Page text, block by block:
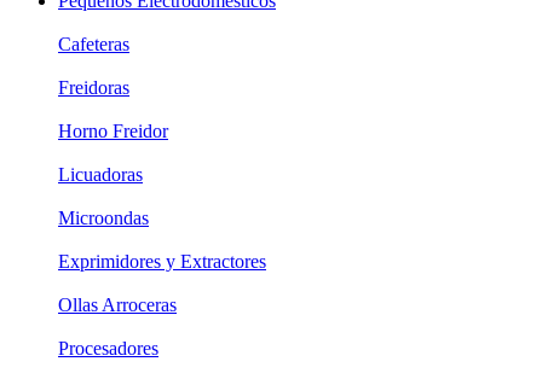
Cafeteras
Freidoras
Horno Freidor
Licuadoras
Microondas
Exprimidores y Extractores
Ollas Arroceras
Procesadores